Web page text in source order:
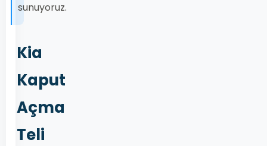
sunuyoruz.
Kia
Kaput
Açma
Teli